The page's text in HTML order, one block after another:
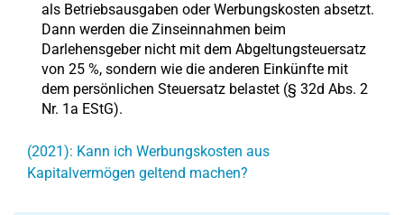
als Betriebsausgaben oder Werbungskosten absetzt.
Dann werden die Zinseinnahmen beim
Darlehensgeber nicht mit dem Abgeltungsteuersatz
von 25 %, sondern wie die anderen Einkünfte mit
dem persönlichen Steuersatz belastet (§ 32d Abs. 2
Nr. 1a EStG).
(2021): Kann ich Werbungskosten aus
Kapitalvermögen geltend machen?